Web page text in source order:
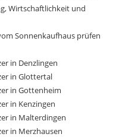
Wirtschaftlichkeit und
Sonnenkaufhaus prüfen
in Denzlingen
in Glottertal
in Gottenheim
in Kenzingen
in Malterdingen
in Merzhausen